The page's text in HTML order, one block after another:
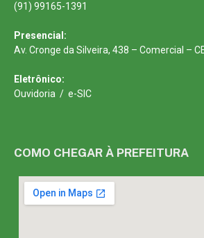
(91) 99165-1391
Presencial:
Av. Cronge da Silveira, 438 – Comercial –
Eletrônico:
Ouvidoria / e-SIC
COMO CHEGAR À PREFEITURA